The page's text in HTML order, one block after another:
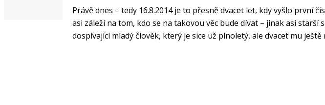
Právě dnes – tedy 16.8.2014 je to přesně dvacet let, kdy vyšlo první
asi záleží na tom, kdo se na takovou věc bude dívat – jinak asi
dospívající mladý člověk, který je sice už plnoletý, ale dvacet mu ještě